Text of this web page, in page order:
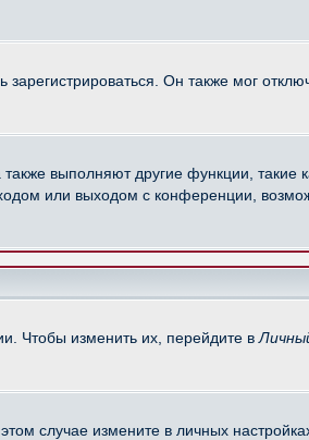
Он также мог
выполняют другие функции, такие
или выходом с конференции,
Чтобы изменить их, перейдите в
случае измените в личных